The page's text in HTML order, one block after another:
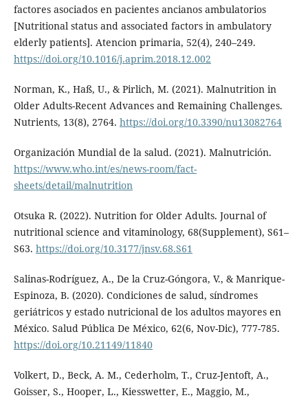
factores asociados en pacientes ancianos ambulatorios
[Nutritional status and associated factors in ambulatory
elderly patients]. Atencion primaria, 52(4), 240–249.
https://doi.org/10.1016/j.aprim.2018.12.002
Norman, K., Haß, U., & Pirlich, M. (2021). Malnutrition in
Older Adults-Recent Advances and Remaining Challenges.
Nutrients, 13(8), 2764. https://doi.org/10.3390/nu13082764
Organización Mundial de la salud. (2021). Malnutrición.
https://www.who.int/es/news-room/fact-
sheets/detail/malnutrition
Otsuka R. (2022). Nutrition for Older Adults. Journal of
nutritional science and vitaminology, 68(Supplement), S61–
S63. https://doi.org/10.3177/jnsv.68.S61
Salinas-Rodríguez, A., De la Cruz-Góngora, V., & Manrique-
Espinoza, B. (2020). Condiciones de salud, síndromes
geriátricos y estado nutricional de los adultos mayores en
México. Salud Pública De México, 62(6, Nov-Dic), 777-785.
https://doi.org/10.21149/11840
Volkert, D., Beck, A. M., Cederholm, T., Cruz-Jentoft, A.,
Goisser, S., Hooper, L., Kiesswetter, E., Maggio, M.,